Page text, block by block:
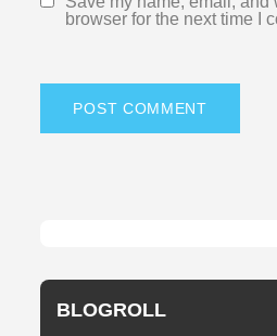
browser for the next time I
BLOGROLL